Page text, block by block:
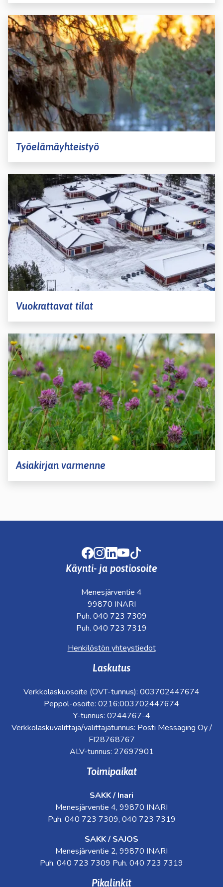
Työelämäyhteistyö
Vuokrattavat tilat
Asiakirjan varmenne
Facebook
Instagram
LinkedIn
Youtube
Käynti- ja postiosoite
Menesjärventie 4
99870 INARI
Puh. 040 723 7309
Puh. 040 723 7319
Henkilöstön yhteystiedot
Laskutus
Verkkolaskuosoite (OVT-tunnus): 003702447674
Peppol-osoite: 0216:003702447674
Y-tunnus: 0244767-4
Verkkolaskuvälittäjä/välittäjätunnus: Posti Messaging Oy /
FI28768767
ALV-tunnus: 27697901
Toimipaikat
SAKK / Inari
Menesjärventie 4, 99870 INARI
Puh. 040 723 7309, 040 723 7319
SAKK / SAJOS
Menesjärventie 2, 99870 INARI
Puh. 040 723 7309 Puh. 040 723 7319
Pikalinkit